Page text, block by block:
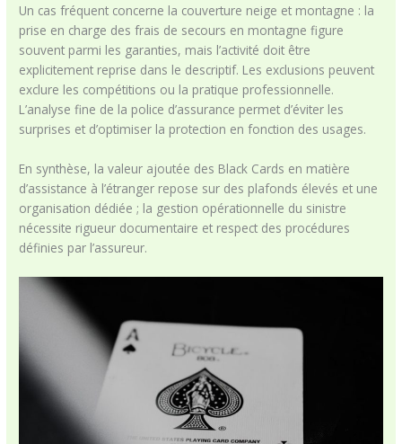
Un cas fréquent concerne la couverture neige et montagne : la
prise en charge des frais de secours en montagne figure
souvent parmi les garanties, mais l’activité doit être
explicitement reprise dans le descriptif. Les exclusions peuvent
exclure les compétitions ou la pratique professionnelle.
L’analyse fine de la police d’assurance permet d’éviter les
surprises et d’optimiser la protection en fonction des usages.
En synthèse, la valeur ajoutée des Black Cards en matière
d’assistance à l’étranger repose sur des plafonds élevés et une
organisation dédiée ; la gestion opérationnelle du sinistre
nécessite rigueur documentaire et respect des procédures
définies par l’assureur.